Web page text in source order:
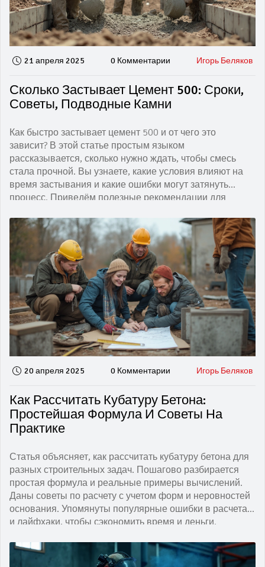
21 апреля 2025 0 Комментарии Игорь Беляков
Сколько Застывает Цемент 500: Сроки,
Советы, Подводные Камни
Как быстро застывает цемент 500 и от чего это
зависит? В этой статье простым языком
рассказывается, сколько нужно ждать, чтобы смесь
стала прочной. Вы узнаете, какие условия влияют на
время застывания и какие ошибки могут затянуть
процесс. Приведём полезные рекомендации для
строителей. Всё по делу: ничего лишнего — только
конкретика и реальные советы.
20 апреля 2025 0 Комментарии Игорь Беляков
Как Рассчитать Кубатуру Бетона:
Простейшая Формула И Советы На
Практике
Статья объясняет, как рассчитать кубатуру бетона для
разных строительных задач. Пошагово разбирается
простая формула и реальные примеры вычислений.
Даны советы по расчету с учетом форм и неровностей
основания. Упомянуты популярные ошибки в расчетах
и лайфхаки, чтобы сэкономить время и деньги.
теории, максимум практики.